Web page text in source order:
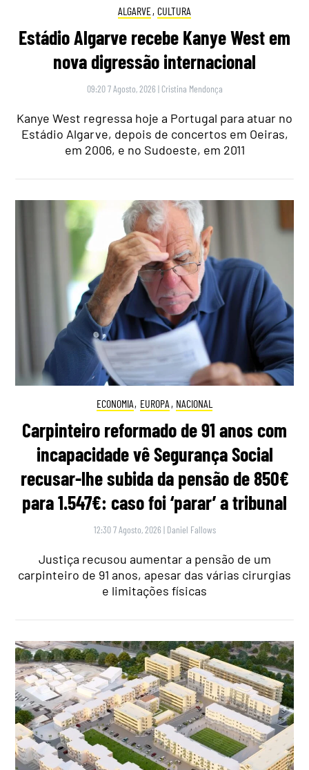
ALGARVE, CULTURA
Estádio Algarve recebe Kanye West em
nova digressão internacional
09:20 7 Agosto, 2026 | Cristina Mendonça
Kanye West regressa hoje a Portugal para atuar no
Estádio Algarve, depois de concertos em Oeiras,
em 2006, e no Sudoeste, em 2011
ECONOMIA, EUROPA , NACIONAL
Carpinteiro reformado de 91 anos com
incapacidade vê Segurança Social
recusar-lhe subida da pensão de 850€
para 1.547€: caso foi ‘parar’ a tribunal
12:30 7 Agosto, 2026 | Daniel Fallows
Justiça recusou aumentar a pensão de um
carpinteiro de 91 anos, apesar das várias cirurgias
e limitações físicas